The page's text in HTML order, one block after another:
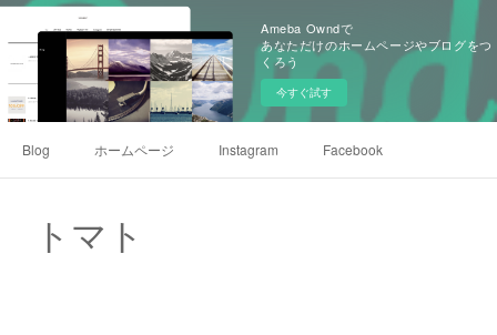
Ameba Owndで
あなただけのホームページやブログをつ
くろう
今すぐ試す
Blog ホームページ Instagram Facebook
トマト